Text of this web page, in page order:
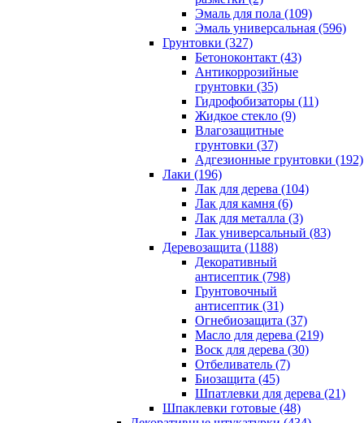
Эмаль для пола (109)
Эмаль универсальная (596)
Грунтовки (327)
Бетоноконтакт (43)
Антикоррозийные
грунтовки (35)
Гидрофобизаторы (11)
Жидкое стекло (9)
Влагозащитные
грунтовки (37)
Адгезионные грунтовки (192)
Лаки (196)
Лак для дерева (104)
Лак для камня (6)
Лак для металла (3)
Лак универсальный (83)
Деревозащита (1188)
Декоративный
антисептик (798)
Грунтовочный
антисептик (31)
Огнебиозащита (37)
Масло для дерева (219)
Воск для дерева (30)
Отбеливатель (7)
Биозащита (45)
Шпатлевки для дерева (21)
Шпаклевки готовые (48)